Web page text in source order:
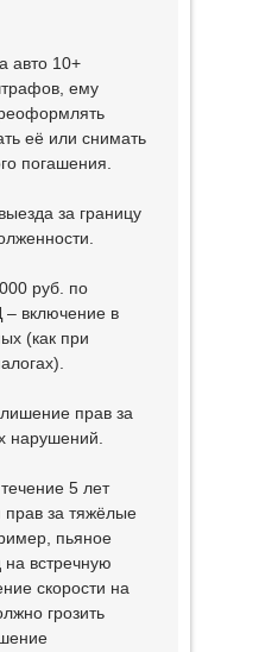
авто 10+
ему
её или снимать
погашения.
за границу
руб. по
включение в
(как при
прав за
нарушений.
5 лет
за тяжёлые
пьяное
встречную
скорости на
грозить